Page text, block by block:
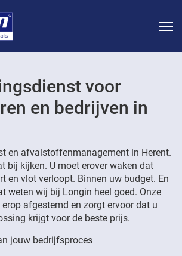
voor
en bedrijven in
en afvalstoffenmanagement in Herent.
bij kijken. U moet erover waken dat
en vlot verloopt. Binnen uw budget. En
weten wij bij Longin heel goed. Onze
afgestemd en zorgt ervoor dat u
krijgt voor de beste prijs.
jouw bedrijfsproces